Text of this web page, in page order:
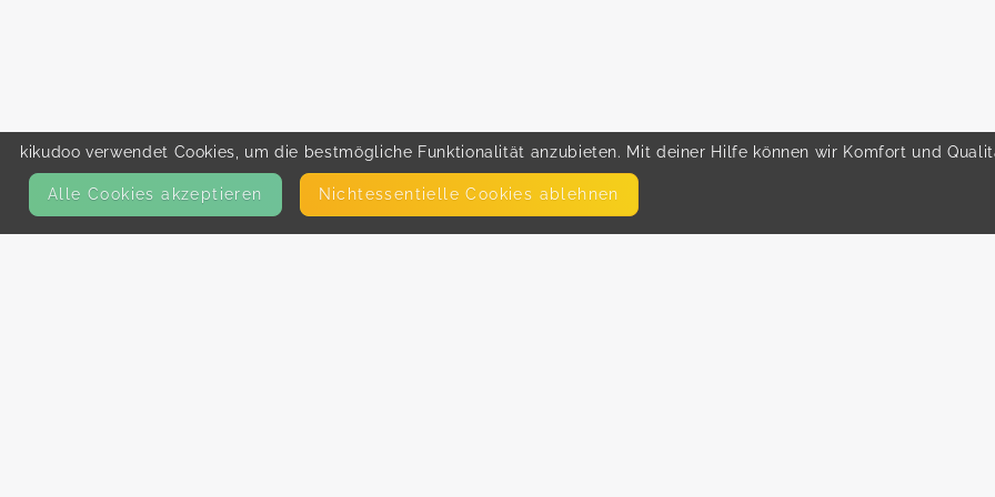
kikudoo verwendet Cookies, um die bestmögliche Funktionalität anzubieten. Mit deiner Hilfe können wir Komfort und
Alle Cookies akzeptieren Nicht­essentielle Cookies ablehnen